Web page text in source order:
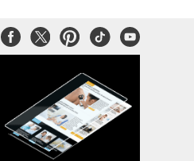
FacebookTwitterPinterest
TiktokYoutube